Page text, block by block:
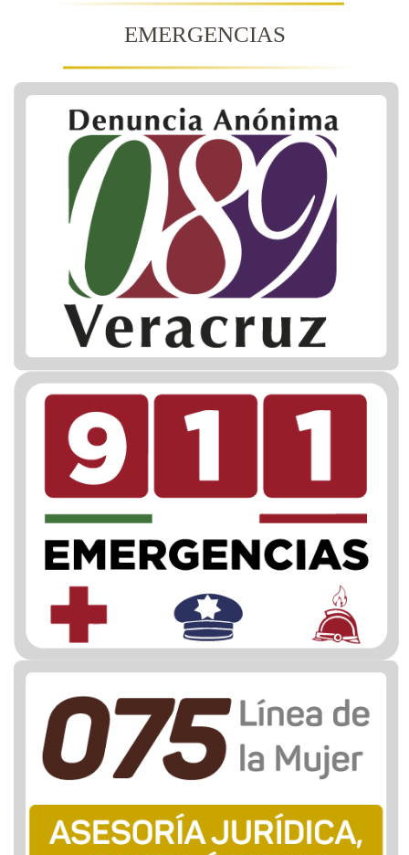
EMERGENCIAS